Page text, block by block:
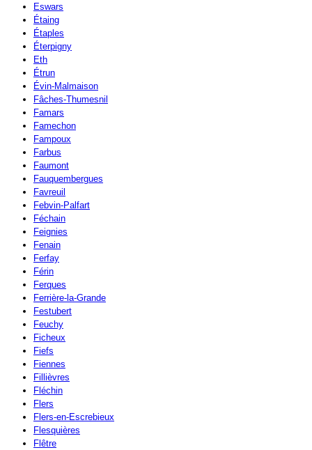
Eswars
Étaing
Étaples
Éterpigny
Eth
Étrun
Évin-Malmaison
Fâches-Thumesnil
Famars
Famechon
Fampoux
Farbus
Faumont
Fauquembergues
Favreuil
Febvin-Palfart
Féchain
Feignies
Fenain
Ferfay
Férin
Ferques
Ferrière-la-Grande
Festubert
Feuchy
Ficheux
Fiefs
Fiennes
Fillièvres
Fléchin
Flers
Flers-en-Escrebieux
Flesquières
Flêtre